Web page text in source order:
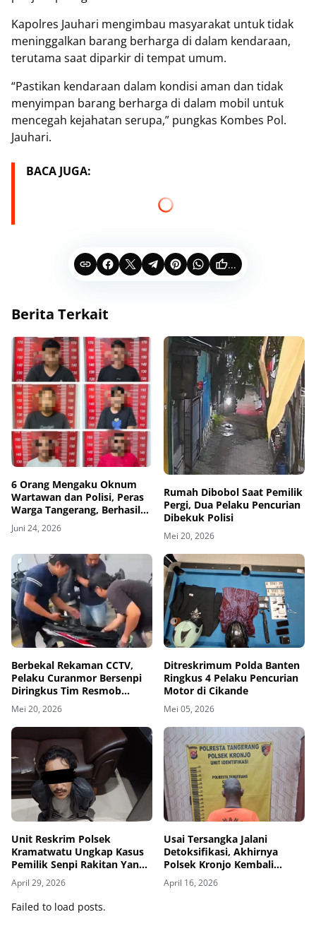
Kapolres Jauhari mengimbau masyarakat untuk tidak
meninggalkan barang berharga di dalam kendaraan,
terutama saat diparkir di tempat umum.
“Pastikan kendaraan dalam kondisi aman dan tidak
menyimpan barang berharga di dalam mobil untuk
mencegah kejahatan serupa,” pungkas Kombes Pol.
Jauhari.
BACA JUGA:
...
Berita Terkait
6 Orang Mengaku Oknum
Wartawan dan Polisi, Peras
Warga Tangerang, Berhasil
Diringkus dan 5 Orang DPO
Juni 24, 2026
Rumah Dibobol Saat Pemilik
Pergi, Dua Pelaku Pencurian
Dibekuk Polisi
Mei 20, 2026
Berbekal Rekaman CCTV,
Pelaku Curanmor Bersenpi
Diringkus Tim Resmob
Polres Serang
Mei 20, 2026
Ditreskrimum Polda Banten
Ringkus 4 Pelaku Pencurian
Motor di Cikande
Mei 05, 2026
Unit Reskrim Polsek
Kramatwatu Ungkap Kasus
Pemilik Senpi Rakitan Yang
Meresahkan Masyarakat
April 29, 2026
Usai Tersangka Jalani
Detoksifikasi, Akhirnya
Polsek Kronjo Kembali
Melanjutkan Proses Hukum
Pengguna Obat Golongan G.
April 16, 2026
Failed to load posts.